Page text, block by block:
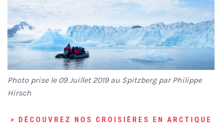
Photo prise le 09 Juillet 2019 au Spitzberg par Philippe
Hirsch
> DÉCOUVREZ NOS CROISIÈRES EN ARCTIQUE